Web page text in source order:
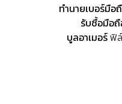
ทำนายเบอร์มือ
รับซื้อมือ
บูลอาเมอร์ฟิ